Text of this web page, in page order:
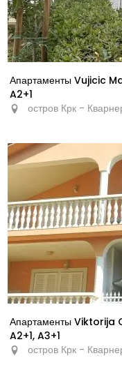
Апартаменты Vujicic
A2+1
остров Крк -
Апартаменты Viktorija
A2+1, A3+1
остров Крк -